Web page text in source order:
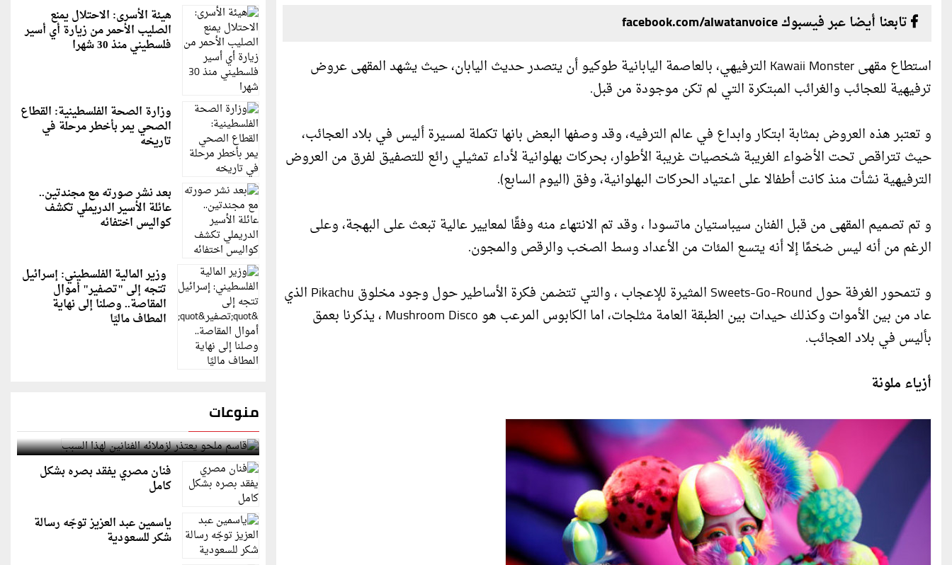
تابعنا أيضا عبر فيسبوك facebook.com/alwatanvoice
استطاع مقهى Kawaii Monster الترفيهي، بالعاصمة اليابانية طوكيو أن يتصدر حديث اليابان، حيث يشهد المقهى عروض
ترفيهية للعجائب والغرائب المبتكرة التي لم تكن موجودة من قبل.
و تعتبر هذه العروض بمثابة ابتكار وابداع في عالم الترفيه، وقد وصفها البعض بانها تكملة لمسيرة أليس في بلاد العجائب،
حيث تتراقص تحت الأضواء الغريبة شخصيات غريبة الأطوار، بحركات بهلوانية لأداء تمثيلي رائع للتصفيق لفرق من العروض
الترفيهية نشأت منذ كانت أطفالا على اعتياد الحركات البهلوانية، وفق (اليوم السابع).
و تم تصميم المقهى من قبل الفنان سيباستيان ماتسودا ، وقد تم الانتهاء منه وفقًا لمعايير عالية تبعث على البهجة، وعلى
الرغم من أنه ليس ضخمًا إلا أنه يتسع المئات من الأعداد وسط الصخب والرقص والمجون.
و تتمحور الغرفة حول Sweets-Go-Round المثيرة للإعجاب ، والتي تتضمن فكرة الأساطير حول وجود مخلوق Pikachu الذي
عاد من بين الأموات وكذلك حيدات بين الطبقة العامة مثلجات، اما الكابوس المرعب هو Mushroom Disco ، يذكرنا بعمق
بأليس في بلاد العجائب.
أزياء ملونة
هيئة الأسرى: الاحتلال يمنع
الصليب الأحمر من زيارة أي أسير
فلسطيني منذ 30 شهرا
وزارة الصحة الفلسطينية: القطاع
الصحي يمر بأخطر مرحلة في
تاريخه
بعد نشر صورته مع مجندتين..
عائلة الأسير الدريملي تكشف
كواليس اختفائه
وزير المالية الفلسطيني: إسرائيل
تتجه إلى "تصفير" أموال
المقاصة.. وصلنا إلى نهاية
المطاف ماليًا
منوعات
قاسم ملحو يعتذر لزملائه الفنانين لهذا السبب
فنان مصري يفقد بصره بشكل
كامل
ياسمين عبد العزيز توجّه رسالة
شكر للسعودية